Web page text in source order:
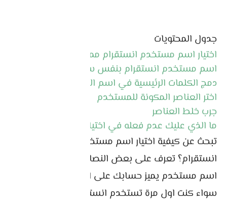
جدول المحتويات
اختيار اسم مستخدم انستقرام مميز و جذاب
اسم مستخدم انستقرام بنفس سياق
دمج الكلمات الرئيسية في اسم المستخدم
اختر العناصر المكونة للمستخدم
جرب خلط العناصر
ما الذي عليك عدم فعله في اختيار يوزر نيم انستقرام
تبحث عن كيفية اختيار اسم مستخدم مميز وجذاب على
انستقرام؟ تعرف على بعض النصائح والأفكار لاختيار
اسم مستخدم يميز حسابك على انستقرام.
سواء كنت اول مرة تستخدم انستجرام ، أو تتطلع إلى